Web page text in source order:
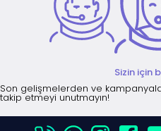
Sizin için
Son gelişmelerden ve
takip etmeyi unutmayın!